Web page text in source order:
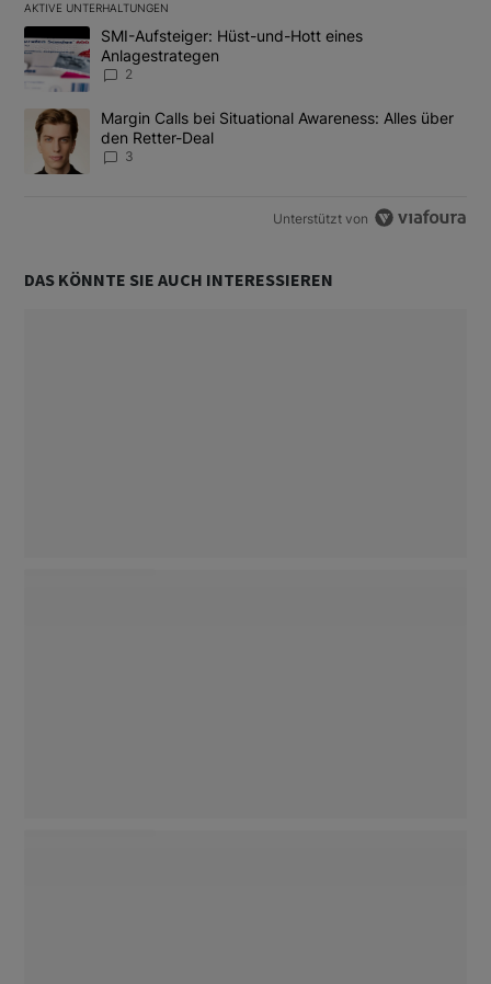
AKTIVE UNTERHALTUNGEN
Das Folgende ist eine Liste der am meisten kommentierten
Ein Trendartikel mit dem Titel "SMI-Aufsteiger: Hüst-und-Hott
SMI-Aufsteiger: Hüst-und-Hott eines
Anlagestrategen
2
Ein Trendartikel mit dem Titel "Margin Calls bei Situational
Margin Calls bei Situational Awareness: Alles über
den Retter-Deal
3
Unterstützt von
DAS KÖNNTE SIE AUCH INTERESSIEREN